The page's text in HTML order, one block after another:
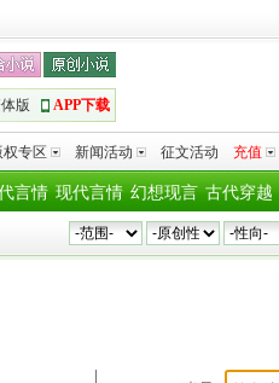
版 APP下载
权专区 新闻活动 征文活动 充值
古代穿越
幻想现言
现代言情
言情